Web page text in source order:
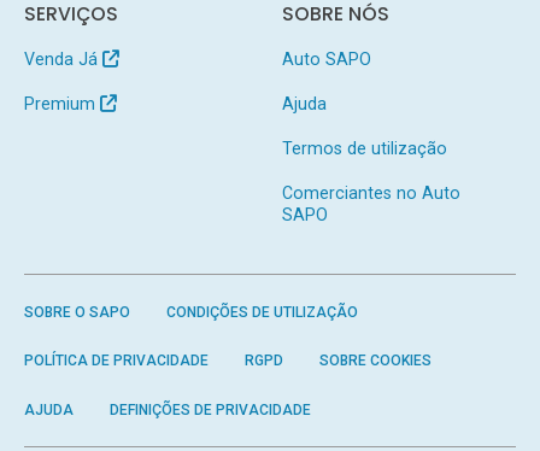
SERVIÇOS
Venda Já
Premium
SOBRE NÓS
Auto SAPO
Ajuda
Termos de utilização
Comerciantes no Auto
SAPO
SOBRE O SAPO CONDIÇÕES DE UTILIZAÇÃO
POLÍTICA DE PRIVACIDADE RGPD SOBRE COOKIES
AJUDA DEFINIÇÕES DE PRIVACIDADE